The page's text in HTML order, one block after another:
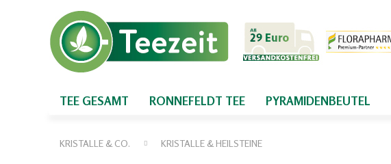
TEE GESAMT RONNEFELDT TEE PYRAMIDENBEUTEL
KRISTALLE & CO. KRISTALLE & HEILSTEINE